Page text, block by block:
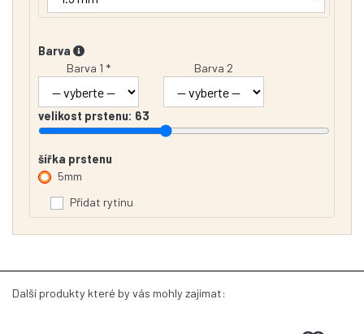
Barva
Barva 1 *
Barva 2
velikost prstenu: 63
šířka prstenu
5mm
Přidat rytinu
Další produkty které by vás mohly zajímat: